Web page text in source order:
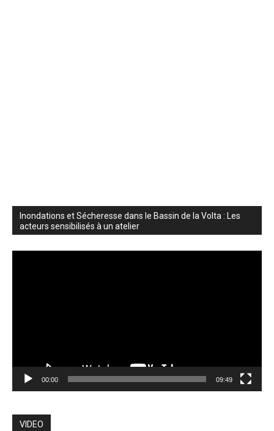
Inondations et Sécheresse dans le Bassin de la Volta : Les
acteurs sensibilisés à un atelier
00:00 09:49
VIDEO